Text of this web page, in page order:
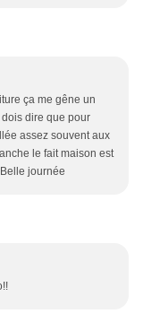
ça me gêne un
dire que pour
assez souvent aux
le fait maison est
journée